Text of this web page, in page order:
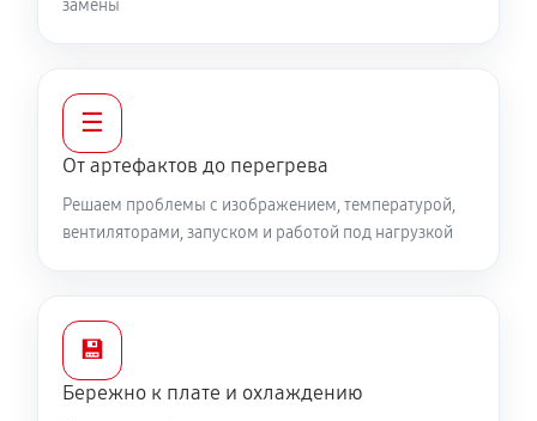
замены
☰
От артефактов до перегрева
Решаем проблемы с изображением, температурой,
вентиляторами, запуском и работой под нагрузкой
💾
Бережно к плате и охлаждению